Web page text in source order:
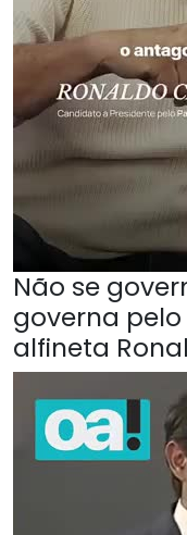
Não se
governa
alfineta